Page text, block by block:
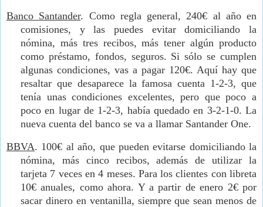
Banco Santander. Como regla general, 240€ al año en
comisiones, y las puedes evitar domiciliando la
nómina, más tres recibos, más tener algún producto
como préstamo, fondos, seguros. Si sólo se cumplen
algunas condiciones, vas a pagar 120€. Aquí hay que
resaltar que desaparece la famosa cuenta 1-2-3, que
tenía unas condiciones excelentes, pero que poco a
poco en lugar de 1-2-3, había quedado en 3-2-1-0. La
nueva cuenta del banco se va a llamar Santander One.
BBVA. 100€ al año, que pueden evitarse domiciliando la
nómina, más cinco recibos, además de utilizar la
tarjeta 7 veces en 4 meses. Para los clientes con libreta
10€ anuales, como ahora. Y a partir de enero 2€ por
sacar dinero en ventanilla, siempre que sean menos de